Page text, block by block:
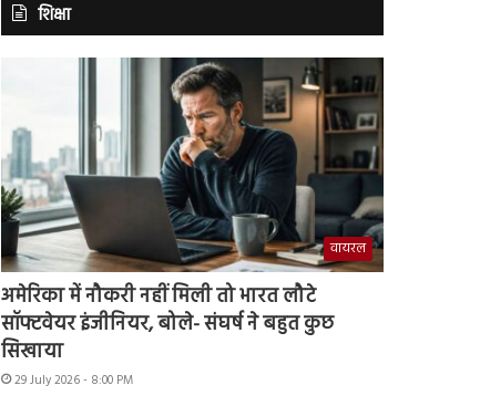
शिक्षा
वायरल
अमेरिका में नौकरी नहीं मिली तो भारत लौटे
सॉफ्टवेयर इंजीनियर, बोले- संघर्ष ने बहुत कुछ
सिखाया
29 July 2026 - 8:00 PM